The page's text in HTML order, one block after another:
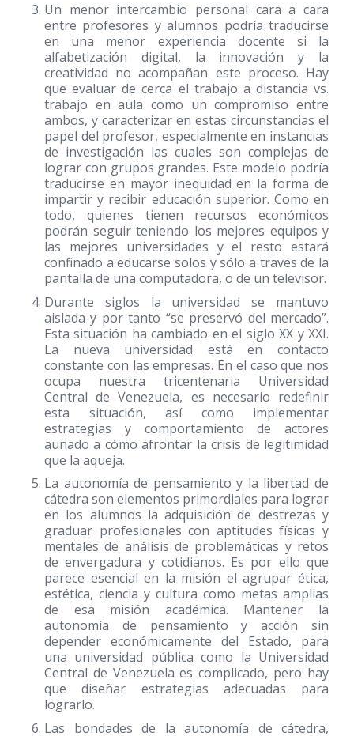
Un menor intercambio personal cara a cara
entre profesores y alumnos podría traducirse
en una menor experiencia docente si la
alfabetización digital, la innovación y la
creatividad no acompañan este proceso. Hay
que evaluar de cerca el trabajo a distancia vs.
trabajo en aula como un compromiso entre
ambos, y caracterizar en estas circunstancias el
papel del profesor, especialmente en instancias
de investigación las cuales son complejas de
lograr con grupos grandes. Este modelo podría
traducirse en mayor inequidad en la forma de
impartir y recibir educación superior. Como en
todo, quienes tienen recursos económicos
podrán seguir teniendo los mejores equipos y
las mejores universidades y el resto estará
confinado a educarse solos y sólo a través de la
pantalla de una computadora, o de un televisor.
Durante siglos la universidad se mantuvo
aislada y por tanto “se preservó del mercado”.
Esta situación ha cambiado en el siglo XX y XXI.
La nueva universidad está en contacto
constante con las empresas. En el caso que nos
ocupa nuestra tricentenaria Universidad
Central de Venezuela, es necesario redefinir
esta situación, así como implementar
estrategias y comportamiento de actores
aunado a cómo afrontar la crisis de legitimidad
que la aqueja.
La autonomía de pensamiento y la libertad de
cátedra son elementos primordiales para lograr
en los alumnos la adquisición de destrezas y
graduar profesionales con aptitudes físicas y
mentales de análisis de problemáticas y retos
de envergadura y cotidianos. Es por ello que
parece esencial en la misión el agrupar ética,
estética, ciencia y cultura como metas amplias
de esa misión académica. Mantener la
autonomía de pensamiento y acción sin
depender económicamente del Estado, para
una universidad pública como la Universidad
Central de Venezuela es complicado, pero hay
que diseñar estrategias adecuadas para
lograrlo.
Las bondades de la autonomía de cátedra,